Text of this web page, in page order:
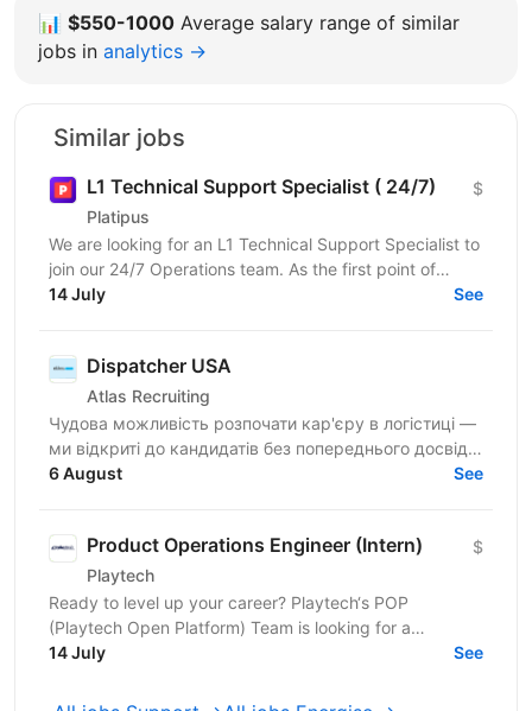
📊 $550-1000 Average salary range of similar
jobs in analytics →
Similar jobs
L1 Technical Support Specialist ( 24/7)
Platipus
$
We are looking for an L1 Technical Support Specialist to
join our 24/7 Operations team. As the first point of
contact for our partners, you will play a key...
14 July See
Dispatcher USA
Atlas Recruiting
Чудова можливість розпочати кар'єру в логістиці —
ми відкриті до кандидатів без попереднього досвіду!
Покращуйте розмовну англійську та розвивайте
6 August See
Product Operations Engineer (Intern)
Playtech
$
Ready to level up your career? Playtech‘s POP
(Playtech Open Platform) Team is looking for a
proactive Product Operations Engineer Intern with
14 July See